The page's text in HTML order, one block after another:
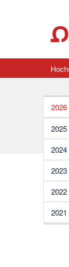
2026
2025
2024
2023
2022
2021